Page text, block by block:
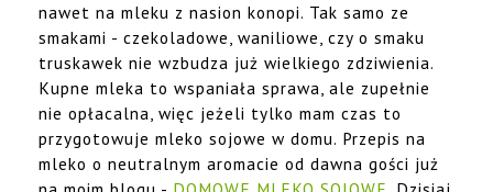
nawet na mleku z nasion konopi. Tak samo ze
smakami - czekoladowe, waniliowe, czy o smaku
truskawek nie wzbudza już wielkiego zdziwienia.
Kupne mleka to wspaniała sprawa, ale zupełnie
nie opłacalna, więc jeżeli tylko mam czas to
przygotowuje mleko sojowe w domu. Przepis na
mleko o neutralnym aromacie od dawna gości już